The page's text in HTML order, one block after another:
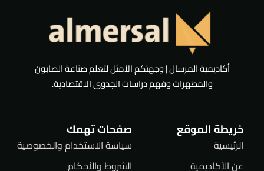
أكاديمية المرسال | وجهتكم الأمثل لتعلم صناعة الصابون
والمطهرات وفهم دراسات الجدوى الاقتصادية.
خريطة الموقع
الرئيسية
عن الأكاديمية
صفحات تهمك
سياسة الاستخدام والخصوصية
الشروط والأحكام